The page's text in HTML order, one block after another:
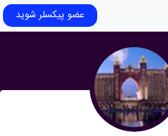
عضو پیکسلر شوید